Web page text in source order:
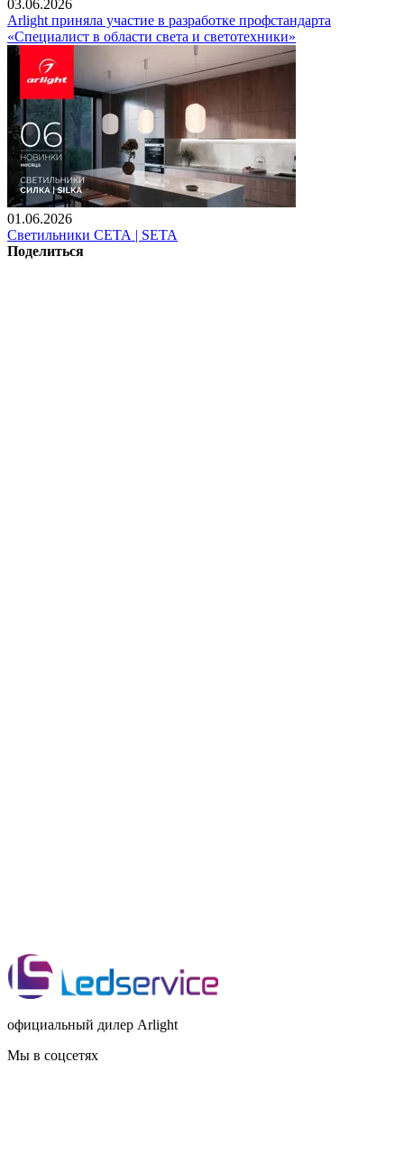
03.06.2026
Arlight приняла участие в разработке профстандарта
«Специалист в области света и светотехники»
01.06.2026
Светильники СЕТА | SETA
Поделиться
официальный дилер Arlight
Мы в соцсетях